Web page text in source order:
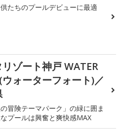
たちのプールデビューに最適
ゾート神戸 WATER
ウォーターフォート)／
の冒険テーマパーク」の緑に囲ま
プールは興奮と爽快感MAX